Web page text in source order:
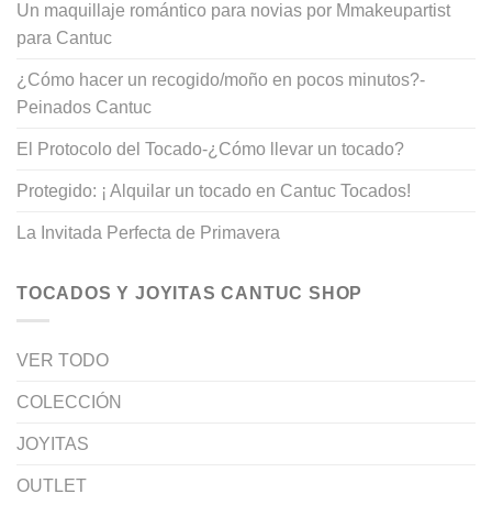
Un maquillaje romántico para novias por Mmakeupartist
para Cantuc
¿Cómo hacer un recogido/moño en pocos minutos?-
Peinados Cantuc
El Protocolo del Tocado-¿Cómo llevar un tocado?
Protegido: ¡ Alquilar un tocado en Cantuc Tocados!
La Invitada Perfecta de Primavera
TOCADOS Y JOYITAS CANTUC SHOP
VER TODO
COLECCIÓN
JOYITAS
OUTLET